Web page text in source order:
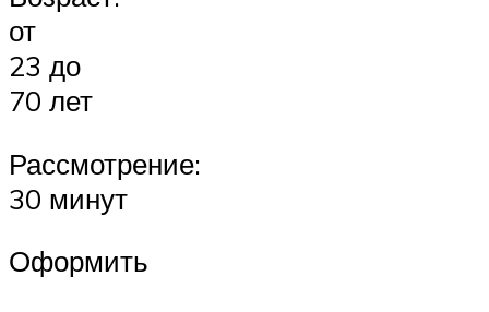
от
23 до
70 лет
Рассмотрение:
30 минут
Оформить